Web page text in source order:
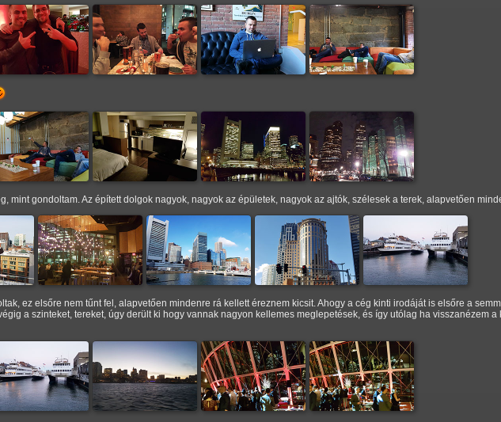
mint gondoltam. Az épített dolgok nagyok, nagyok az épületek, nagyok az ajtók, szélesek a terek, alapvetően
ez elsőre nem tűnt fel, alapvetően mindenre rá kellett éreznem kicsit. Ahogy a cég kinti irodáját is elsőre a
a szinteket, tereket, úgy derült ki hogy vannak nagyon kellemes meglepetések, és így utólag ha visszanézem a